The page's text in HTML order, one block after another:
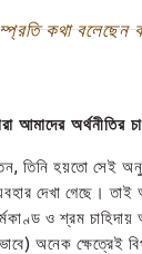
কথা বলেছেন
আমাদের অর্থনীতির
তিনি হয়তো সেই
দেখা
ও শ্রম চাহিদায়
অনেক ক্ষেত্রেই